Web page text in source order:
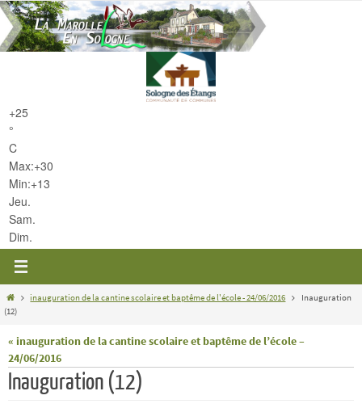
Passer
vers
le
+25
°
C
Max:+30
Min:+13
Jeu.
Sam.
Dim.
Homeinauguration de la cantine scolaire et baptême de l'école - 24/06/2016
Inauguration
(12)
« inauguration de la cantine scolaire et baptême de l’école –
24/06/2016
Inauguration (12)